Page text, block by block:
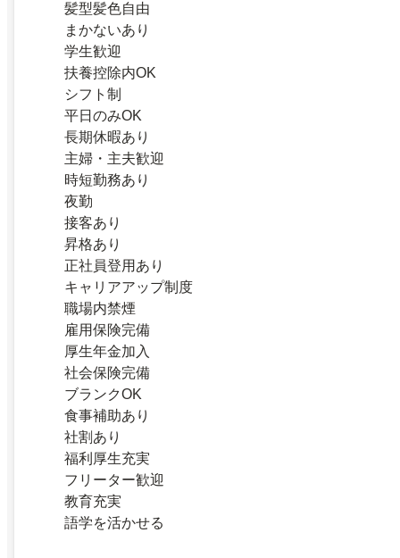
髪型髪色自由
まかないあり
学生歓迎
扶養控除内OK
シフト制
平日のみOK
長期休暇あり
主婦・主夫歓迎
時短勤務あり
夜勤
接客あり
昇格あり
正社員登用あり
キャリアアップ制度
職場内禁煙
雇用保険完備
厚生年金加入
社会保険完備
ブランクOK
食事補助あり
社割あり
福利厚生充実
フリーター歓迎
教育充実
語学を活かせる